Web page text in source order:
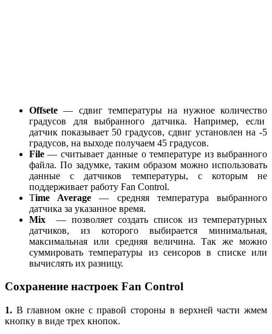
Offsete — сдвиг температуры на нужное количество
градусов для выбранного датчика. Например, если
датчик показывает 50 градусов, сдвиг установлен на -5
градусов, на выходе получаем 45 градусов.
File — считывает данные о температуре из выбранного
файла. По задумке, таким образом можно использовать
данные с датчиков температуры, с которым не
поддерживает работу Fan Control.
Time Average — средняя температура выбранного
датчика за указанное время.
Mix — позволяет создать список из температурных
датчиков, из которого выбирается минимальная,
максимальная или средняя величина. Так же можно
суммировать температуры из сенсоров в списке или
вычислять их разницу.
Сохранение настроек Fan Control
1. В главном окне с правой стороны в верхней части жмем
кнопку в виде трех кнопок.